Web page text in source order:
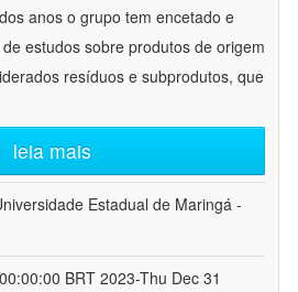
anos o grupo tem encetado e
estudos sobre produtos de origem
resíduos e subprodutos, que
leia mais
Estadual de Maringá -
BRT 2023-Thu Dec 31